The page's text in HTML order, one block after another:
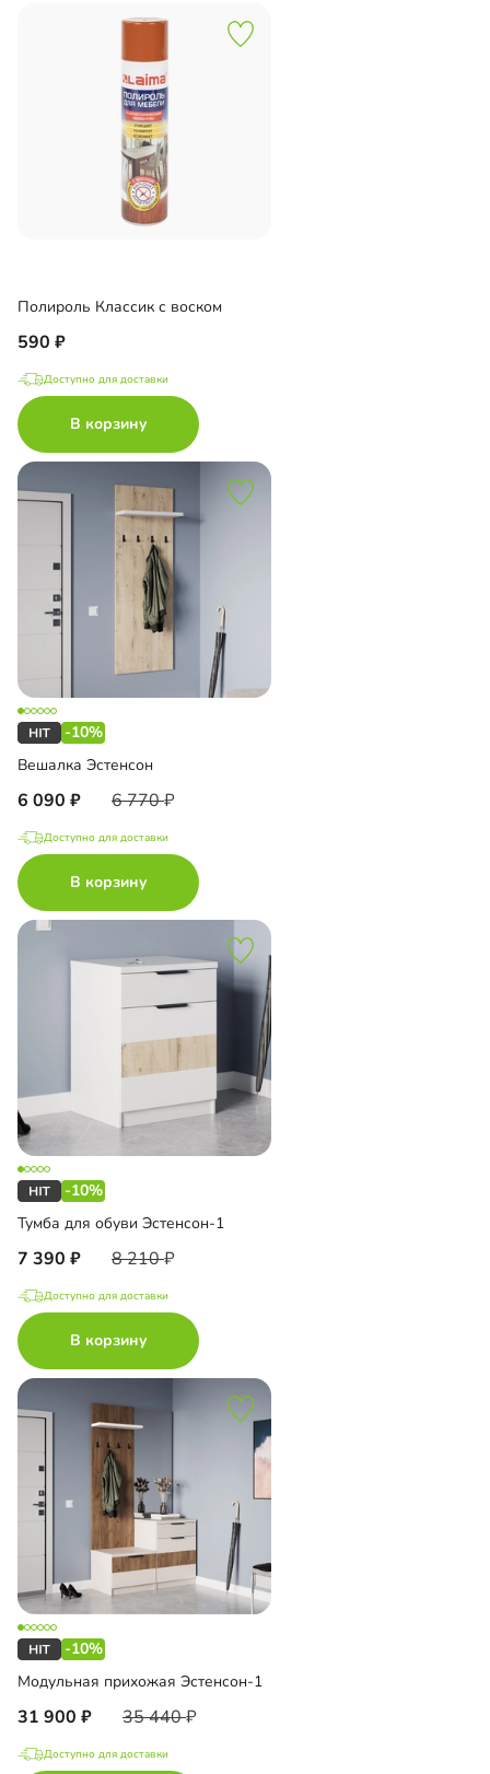
Полироль Классик с воском
590
Доступно для доставки
В корзину
-10%
Вешалка Эстенсон
6 090 6 770
Доступно для доставки
В корзину
-10%
Тумба для обуви Эстенсон-1
7 390 8 210
Доступно для доставки
В корзину
-10%
Модульная прихожая Эстенсон-1
31 900 35 440
Доступно для доставки